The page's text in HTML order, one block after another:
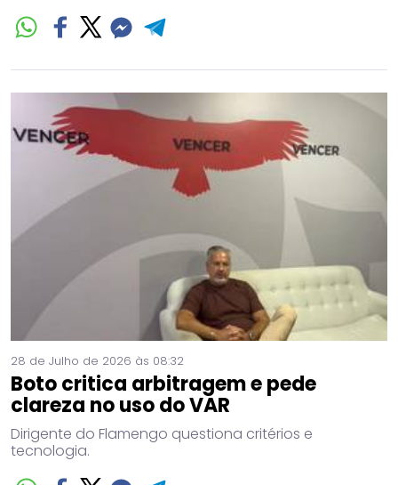
28 de Julho de 2026 às 08:32
Boto critica arbitragem e pede
clareza no uso do VAR
Dirigente do Flamengo questiona critérios e
tecnologia.